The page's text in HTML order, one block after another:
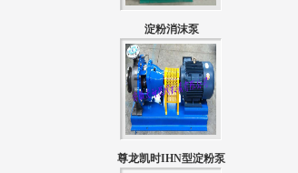
淀粉消沫泵
尊龙凯时IHN型淀粉泵